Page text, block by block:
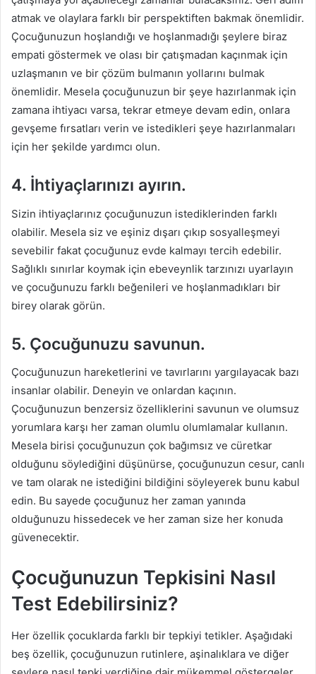
atmak ve olaylara farklı bir perspektiften bakmak önemlidir.
Çocuğunuzun hoşlandığı ve hoşlanmadığı şeylere biraz
empati göstermek ve olası bir çatışmadan kaçınmak için
uzlaşmanın ve bir çözüm bulmanın yollarını bulmak
önemlidir. Mesela çocuğunuzun bir şeye hazırlanmak için
zamana ihtiyacı varsa, tekrar etmeye devam edin, onlara
gevşeme fırsatları verin ve istedikleri şeye hazırlanmaları
için her şekilde yardımcı olun.
4. İhtiyaçlarınızı ayırın.
Sizin ihtiyaçlarınız çocuğunuzun istediklerinden farklı
olabilir. Mesela siz ve eşiniz dışarı çıkıp sosyalleşmeyi
sevebilir fakat çocuğunuz evde kalmayı tercih edebilir.
Sağlıklı sınırlar koymak için ebeveynlik tarzınızı uyarlayın
ve çocuğunuzu farklı beğenileri ve hoşlanmadıkları bir
birey olarak görün.
5. Çocuğunuzu savunun.
Çocuğunuzun hareketlerini ve tavırlarını yargılayacak bazı
insanlar olabilir. Deneyin ve onlardan kaçının.
Çocuğunuzun benzersiz özelliklerini savunun ve olumsuz
yorumlara karşı her zaman olumlu olumlamalar kullanın.
Mesela birisi çocuğunuzun çok bağımsız ve cüretkar
olduğunu söylediğini düşünürse, çocuğunuzun cesur, canlı
ve tam olarak ne istediğini bildiğini söyleyerek bunu kabul
edin. Bu sayede çocuğunuz her zaman yanında
olduğunuzu hissedecek ve her zaman size her konuda
güvenecektir.
Çocuğunuzun Tepkisini Nasıl
Test Edebilirsiniz?
Her özellik çocuklarda farklı bir tepkiyi tetikler. Aşağıdaki
beş özellik, çocuğunuzun rutinlere, aşinalıklara ve diğer